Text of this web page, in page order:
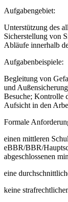
Aufgabengebiet:
Unterstützung des
Sicherstellung von
Abläufe innerhalb
Aufgabenbeispiele:
Begleitung von
und
Besuche; Kontrolle
Aufsicht in den
Formale
einen mittleren
eBBR/BBR/
abgeschlossenen
eine
keine